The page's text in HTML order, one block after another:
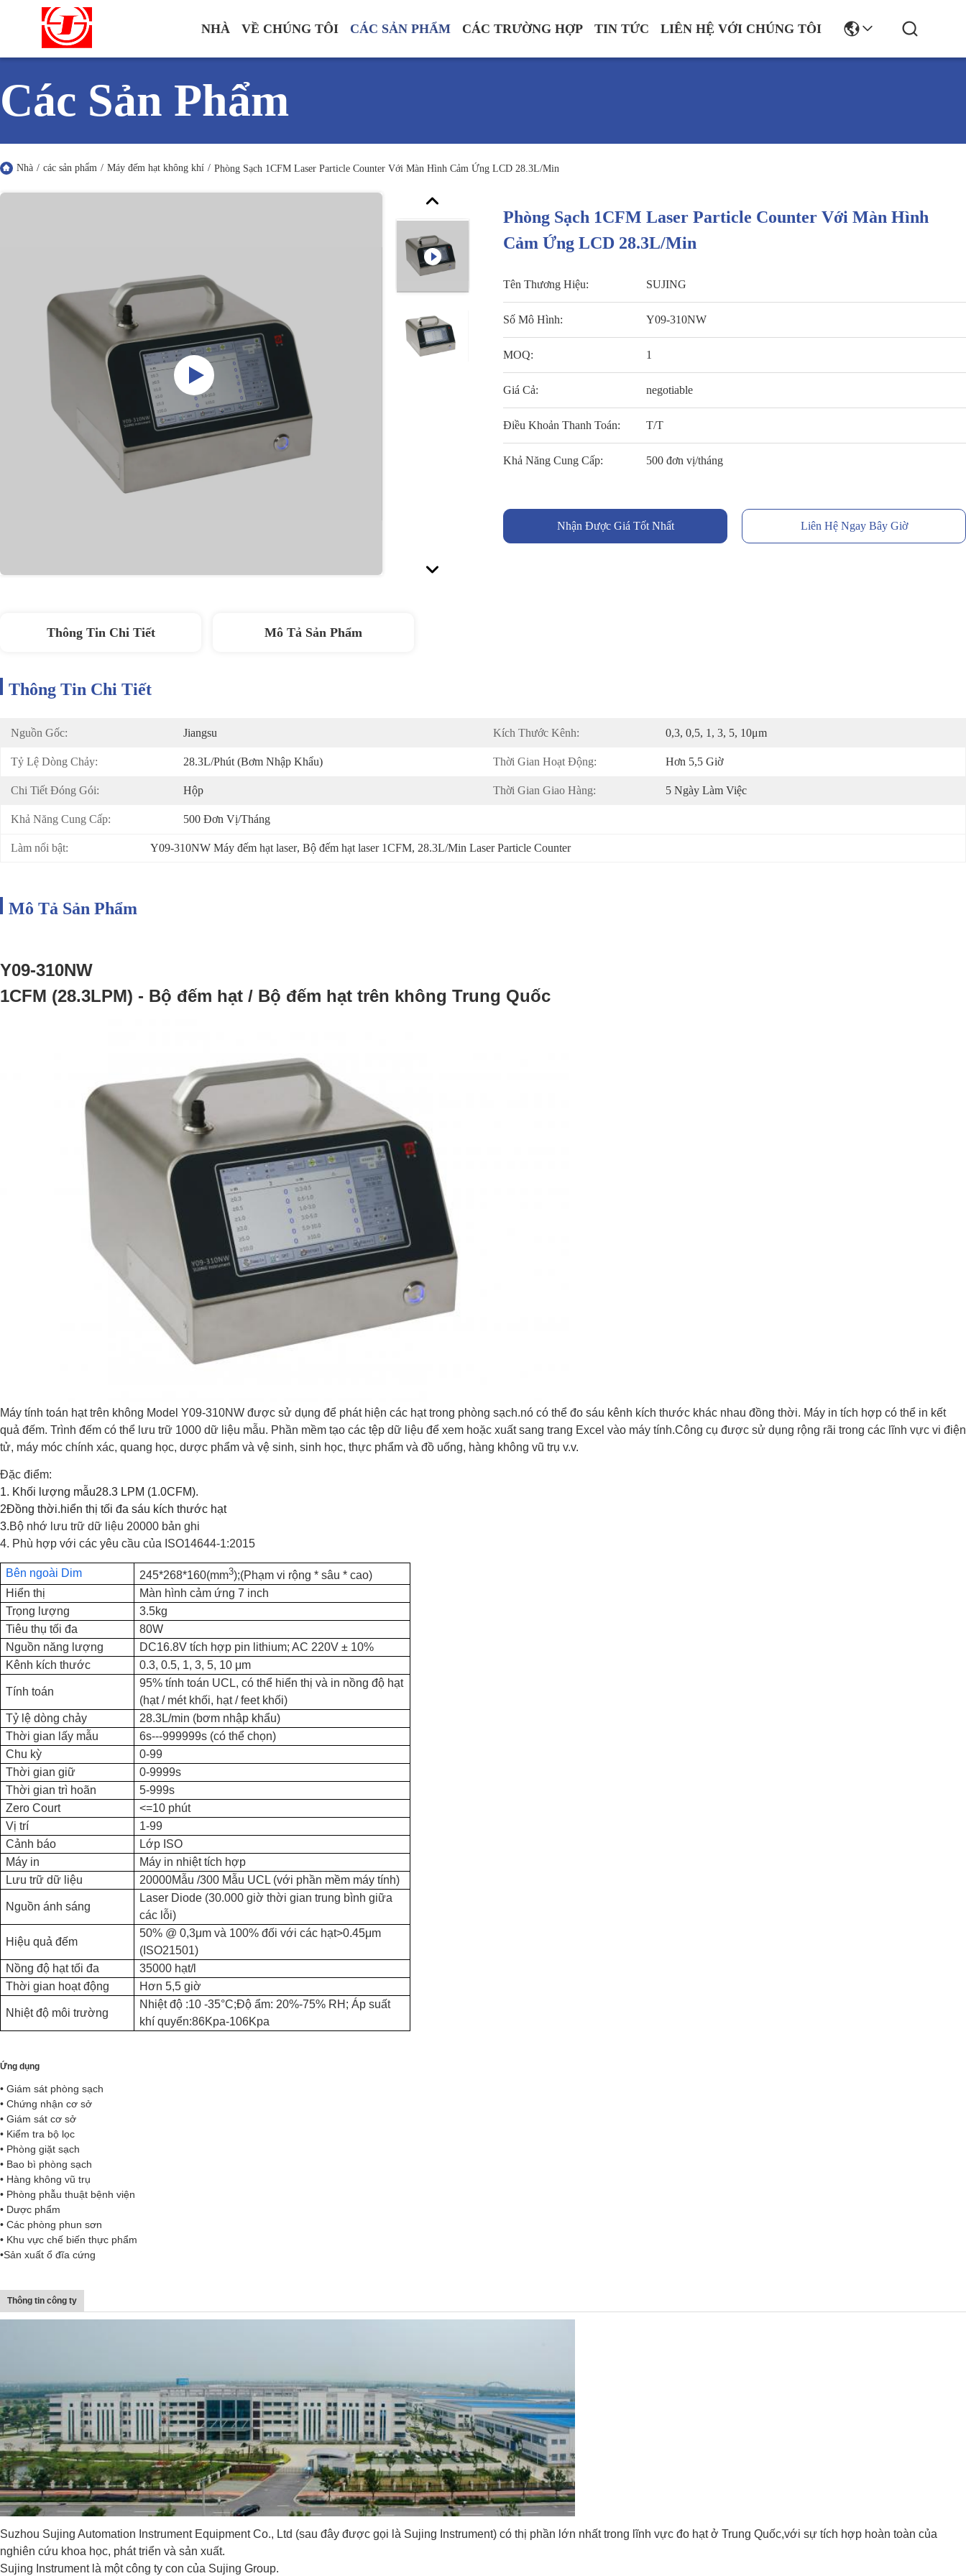
NHÀ VỀ CHÚNG TÔI CÁC SẢN PHẨM CÁC TRƯỜNG HỢP TIN TỨC LIÊN HỆ VỚI CHÚNG TÔI
Các Sản Phẩm
Nhà / các sản phẩm / Máy đếm hạt không khí / Phòng Sạch 1CFM Laser Particle Counter Với Màn Hình Cảm Ứng LCD 28.3L/Min
Phòng Sạch 1CFM Laser Particle Counter Với Màn Hình
Cảm Ứng LCD 28.3L/Min
Tên Thương Hiệu: SUJING
Số Mô Hình: Y09-310NW
MOQ: 1
Giá Cả: negotiable
Điều Khoản Thanh Toán: T/T
Khả Năng Cung Cấp: 500 đơn vị/tháng
Nhận Được Giá Tốt Nhất Liên Hệ Ngay Bây Giờ
Thông Tin Chi Tiết Mô Tả Sản Phẩm
Thông Tin Chi Tiết
Nguồn Gốc: Jiangsu Kích Thước Kênh: 0,3, 0,5, 1, 3, 5, 10μm
Tỷ Lệ Dòng Chảy: 28.3L/phút (Bơm Nhập Khẩu) Thời Gian Hoạt Động: Hơn 5,5 Giờ
Chi Tiết Đóng Gói: Hộp Thời Gian Giao Hàng: 5 Ngày Làm Việc
Khả Năng Cung Cấp: 500 Đơn Vị/tháng
Làm nổi bật: Y09-310NW Máy đếm hạt laser, Bộ đếm hạt laser 1CFM, 28.3L/Min Laser Particle Counter
Mô Tả Sản Phẩm
Y09-310NW
1CFM (28.3LPM) - Bộ đếm hạt / Bộ đếm hạt trên không Trung Quốc
Máy tính toán hạt trên không Model Y09-310NW được sử dụng để phát hiện các hạt trong phòng sạch.nó có thể đo sáu kênh kích thước khác nhau đồng thời. Máy in tích hợp có thể in kết
quả đếm. Trình đếm có thể lưu trữ 1000 dữ liệu mẫu. Phần mềm tạo các tệp dữ liệu để xem hoặc xuất sang trang Excel vào máy tính.Công cụ được sử dụng rộng rãi trong các lĩnh vực vi điện
tử, máy móc chính xác, quang học, dược phẩm và vệ sinh, sinh học, thực phẩm và đồ uống, hàng không vũ trụ v.v.
Đặc điểm:
1. Khối lượng mẫu28.3 LPM (1.0CFM).
2Đồng thời.hiển thị tối đa sáu kích thước hạt
3.Bộ nhớ lưu trữ dữ liệu 20000 bản ghi
4. Phù hợp với các yêu cầu của ISO14644-1:2015
Bên ngoài Dim 245*268*160(mm3);(Phạm vi rộng * sâu * cao)
Hiển thị
Màn hình cảm ứng 7 inch
Trọng lượng
3.5kg
Tiêu thụ tối đa
80W
Nguồn năng lượng
DC16.8V tích hợp pin lithium; AC 220V ± 10%
Kênh kích thước
0.3, 0.5, 1, 3, 5, 10 μm
Tính toán
95% tính toán UCL, có thể hiển thị và in nồng độ hạt
(hạt / mét khối, hạt / feet khối)
Tỷ lệ dòng chảy
28.3L/min (bơm nhập khẩu)
Thời gian lấy mẫu
6s---999999s (có thể chọn)
Chu kỳ
0-99
Thời gian giữ
0-9999s
Thời gian trì hoãn
5-999s
Zero Court
<=10 phút
Vị trí
1-99
Cảnh báo
Lớp ISO
Máy in
Máy in nhiệt tích hợp
Lưu trữ dữ liệu
20000Mẫu /300 Mẫu UCL (với phần mềm máy tính)
Nguồn ánh sáng
Laser Diode (30.000 giờ thời gian trung bình giữa
các lỗi)
Hiệu quả đếm
50% @ 0,3μm và 100% đối với các hạt>0.45μm
(ISO21501)
Nồng độ hạt tối đa
35000 hạt/l
Thời gian hoạt động
Hơn 5,5 giờ
Nhiệt độ môi trường
Nhiệt độ :10 -35°C;Độ ẩm: 20%-75% RH; Áp suất
khí quyển:86Kpa-106Kpa
Ứng dụng
• Giám sát phòng sạch
• Chứng nhận cơ sở
• Giám sát cơ sở
• Kiểm tra bộ lọc
• Phòng giặt sạch
• Bao bì phòng sạch
• Hàng không vũ trụ
• Phòng phẫu thuật bệnh viện
• Dược phẩm
• Các phòng phun sơn
• Khu vực chế biến thực phẩm
•Sản xuất ổ đĩa cứng
Thông tin công ty
Suzhou Sujing Automation Instrument Equipment Co., Ltd (sau đây được gọi là Sujing Instrument) có thị phần lớn nhất trong lĩnh vực đo hạt ở Trung Quốc,với sự tích hợp hoàn toàn của
nghiên cứu khoa học, phát triển và sản xuất.
Sujing Instrument là một công ty con của Sujing Group.